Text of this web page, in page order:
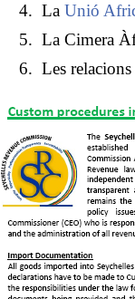
La Unió
La Cimera
Les